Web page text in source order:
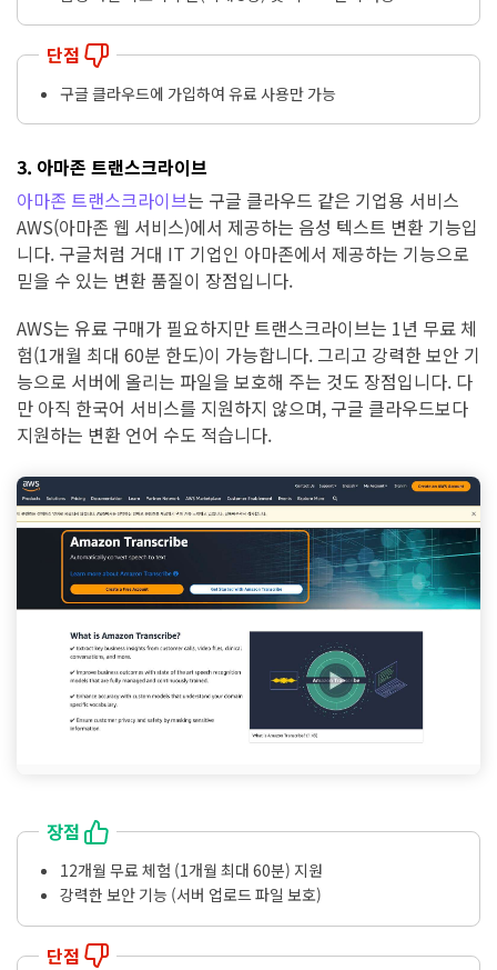
단점
구글 클라우드에 가입하여 유료 사용만 가능
3. 아마존 트랜스크라이브
아마존 트랜스크라이브는 구글 클라우드 같은 기업용 서비스
AWS(아마존 웹 서비스)에서 제공하는 음성 텍스트 변환 기능입
니다. 구글처럼 거대 IT 기업인 아마존에서 제공하는 기능으로
믿을 수 있는 변환 품질이 장점입니다.
AWS는 유료 구매가 필요하지만 트랜스크라이브는 1년 무료 체
험(1개월 최대 60분 한도)이 가능합니다. 그리고 강력한 보안 기
능으로 서버에 올리는 파일을 보호해 주는 것도 장점입니다. 다
만 아직 한국어 서비스를 지원하지 않으며, 구글 클라우드보다
지원하는 변환 언어 수도 적습니다.
장점
12개월 무료 체험 (1개월 최대 60분) 지원
강력한 보안 기능 (서버 업로드 파일 보호)
단점